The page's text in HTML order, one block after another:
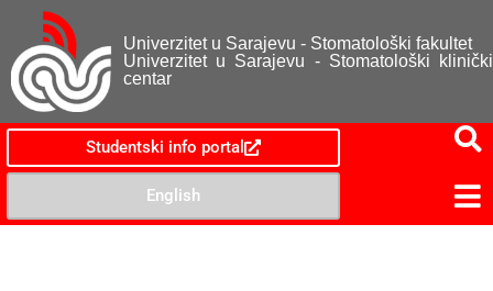
Univerzitet u Sarajevu - Stomatološki fakultet
Univerzitet u Sarajevu - Stomatološki klinički
centar
Studentski info portal
English